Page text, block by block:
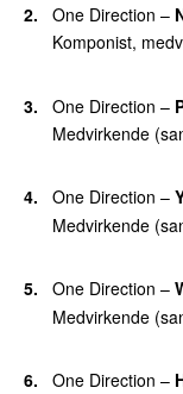
20.
Boys Are Fun
If You Leave Me
20.
Monochromatic
2. One Direction –
Komponist,
3. One Direction –
Medvirkende
4. One Direction –
Medvirkende
5. One Direction –
Medvirkende
6. One Direction –